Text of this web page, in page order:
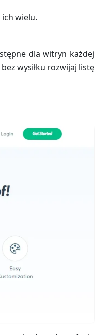
wielu.
dla witryn każdej
wysiłku rozwijaj listę